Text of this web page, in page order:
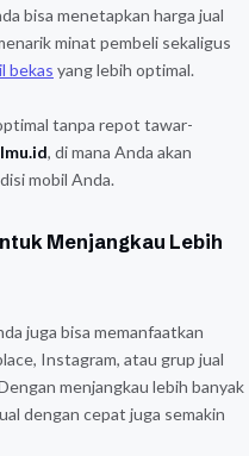
bisa menetapkan harga jual
minat pembeli sekaligus
bekas yang lebih optimal.
tanpa repot tawar-
, di mana Anda akan
mobil Anda.
Menjangkau Lebih
juga bisa memanfaatkan
Instagram, atau grup jual
menjangkau lebih banyak
dengan cepat juga semakin